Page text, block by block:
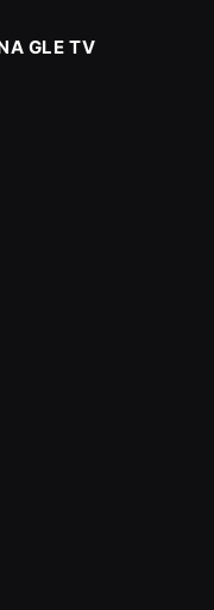
GLE TV